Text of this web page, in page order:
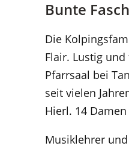
Bunte
Die
Flair. Lustig
Pfarrsaal bei
seit vielen
Hierl. 14
Musiklehrer